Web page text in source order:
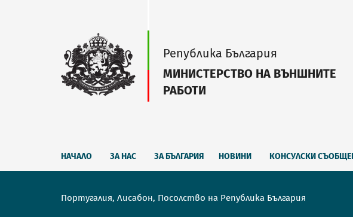
Република България
МИНИСТЕРСТВО НА ВЪНШНИТЕ
РАБОТИ
НАЧАЛО ЗА НАС ЗА БЪЛГАРИЯ НОВИНИ КОНСУЛСКИ
Португалия, Лисабон, Посолство на Република България